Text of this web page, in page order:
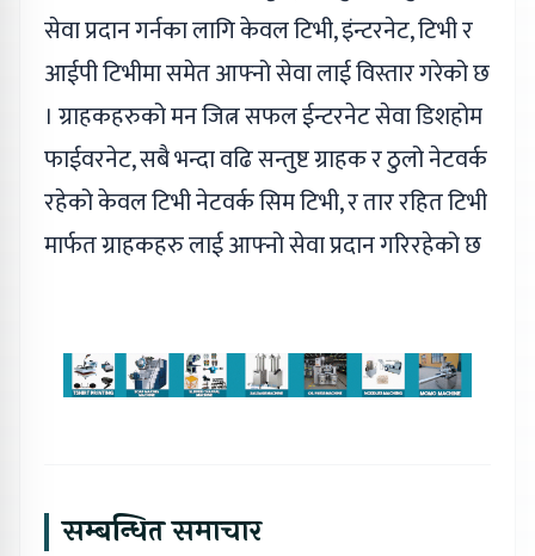
सेवा प्रदान गर्नका लागि केवल टिभी, इंन्टरनेट, टिभी र
आईपी टिभीमा समेत आफ्नो सेवा लाई विस्तार गरेको छ
। ग्राहकहरुको मन जित्न सफल ईन्टरनेट सेवा डिशहोम
फाईवरनेट, सबै भन्दा वढि सन्तुष्ट ग्राहक र ठुलो नेटवर्क
रहेको केवल टिभी नेटवर्क सिम टिभी, र तार रहित टिभी
मार्फत ग्राहकहरु लाई आफ्नो सेवा प्रदान गरिरहेको छ
सम्बन्धित समाचार